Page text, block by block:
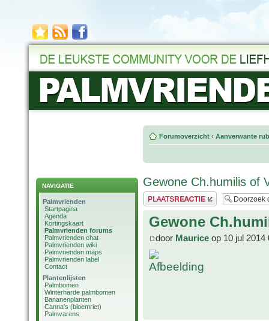
NAVIGATIE
Palmvrienden
Startpagina
Agenda
Kortingskaart
Palmvrienden forums
Palmvrienden chat
Palmvrienden wiki
Palmvrienden maps
Palmvrienden label
Contact
Plantenlijsten
Palmbomen
Winterharde palmbomen
Bananenplanten
Canna's (bloemriet)
Palmvarens
Forumoverzicht ‹ Aanverwante
Gewone Ch.humilis of
Plaats een reactie
Gewone
door Maurice op 10 jul 2014